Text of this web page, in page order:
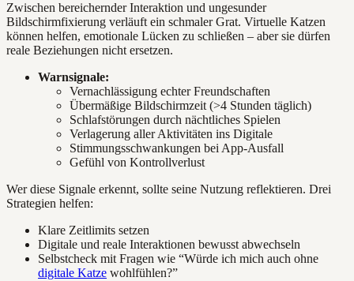
Zwischen bereichernder Interaktion und ungesunder
Bildschirmfixierung verläuft ein schmaler Grat. Virtuelle Katzen
können helfen, emotionale Lücken zu schließen – aber sie dürfen
reale Beziehungen nicht ersetzen.
Warnsignale:
Vernachlässigung echter Freundschaften
Übermäßige Bildschirmzeit (>4 Stunden täglich)
Schlafstörungen durch nächtliches Spielen
Verlagerung aller Aktivitäten ins Digitale
Stimmungsschwankungen bei App-Ausfall
Gefühl von Kontrollverlust
Wer diese Signale erkennt, sollte seine Nutzung reflektieren. Drei
Strategien helfen:
Klare Zeitlimits setzen
Digitale und reale Interaktionen bewusst abwechseln
Selbstcheck mit Fragen wie “Würde ich mich auch ohne
digitale Katze wohlfühlen?”